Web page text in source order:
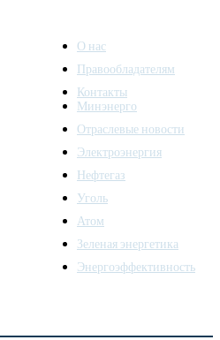
О нас
Правообладателям
Контакты
Минэнерго
Отраслевые новости
Электроэнергия
Нефтегаз
Уголь
Атом
Зеленая энергетика
Энергоэффективность